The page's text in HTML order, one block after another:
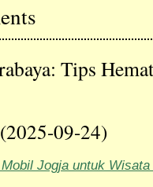
Tips
(2025-09-24)
Jogja untuk